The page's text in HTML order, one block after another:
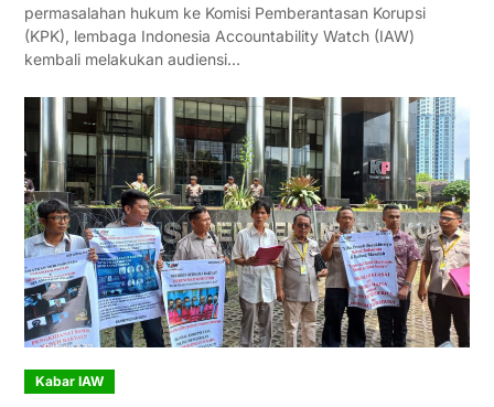
permasalahan hukum ke Komisi Pemberantasan Korupsi
(KPK), lembaga Indonesia Accountability Watch (IAW)
kembali melakukan audiensi…
Kabar IAW